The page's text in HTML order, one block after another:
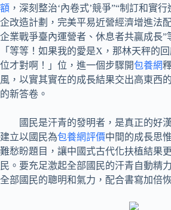
額 ，深刻整治‘內卷式’競爭”“制訂和實
企改造計劃，完美平易近營經濟增進法
企業戰爭臺內運營者、休息者共贏成長”
「等等！如果我的愛是X，那林天秤的
位才對啊！」位，進一個步驟開包養網
風，以實其實在的成長結果交出高東西
的新答卷。
國民是汗青的發明者，是真正的好
建立以國民為包養網評價中間的成長思
難愁盼題目，讓中國式古代化扶植結果
民。要充足激起全部國民的汗青自動精
全部國民的聰明和氣力，配合書寫加倍